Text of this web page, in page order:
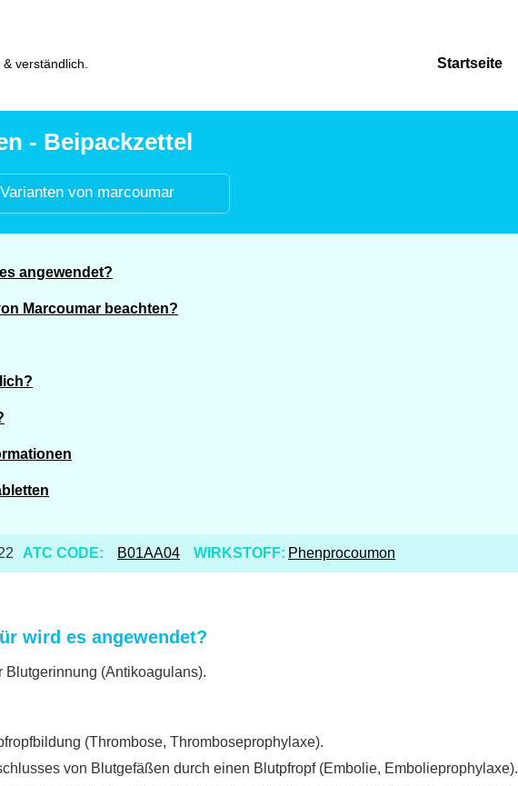
verständlich. Startseite
- Beipackzettel
Varianten von marcoumar
angewendet?
Marcoumar beachten?
ATC CODE: B01AA04 WIRKSTOFF: Phenprocoumon
wird es angewendet?
Blutgerinnung (Antikoagulans).
(Thrombose, Thromboseprophylaxe).
von Blutgefäßen durch einen Blutpfropf (Embolie, Embolieprophylaxe).